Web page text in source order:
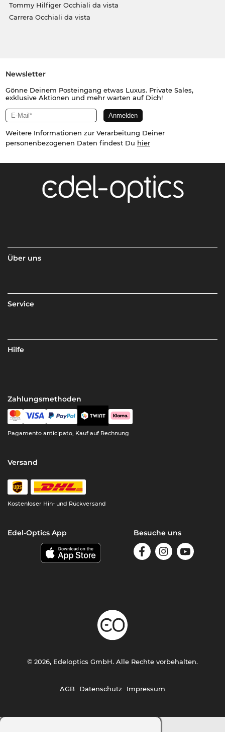
Tommy Hilfiger Occhiali da vista
Carrera Occhiali da vista
Newsletter
Gönne Deinem Posteingang etwas Luxus. Private Sales,
exklusive Aktionen und mehr warten auf Dich!
Weitere Informationen zur Verarbeitung Deiner
personenbezogenen Daten findest Du hier
Über uns
Service
Hilfe
Zahlungsmethoden
Pagamento anticipato, Kauf auf Rechnung
Versand
Kostenloser Hin- und Rückversand
Edel-Optics App Besuche uns
AGB Datenschutz Impressum
© 2026, Edeloptics GmbH. Alle Rechte vorbehalten.